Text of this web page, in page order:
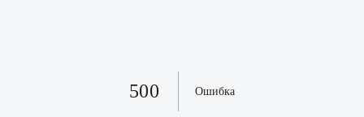
500 Ошибка